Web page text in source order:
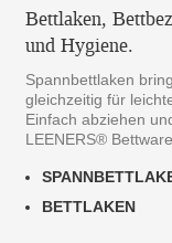
Bettlaken,
und Hygiene.
Spannbettlaken
gleichzeitig für
Einfach abziehen
LEENERS®
BETTLAKEN